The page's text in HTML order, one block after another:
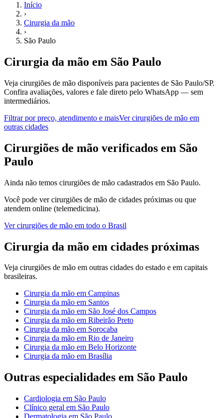
Início
›
Cirurgia da mão
›
São Paulo
Cirurgia da mão em São Paulo
Veja cirurgiões de mão disponíveis para pacientes de São Paulo/SP.
Confira avaliações, valores e fale direto pelo WhatsApp — sem
intermediários.
Filtrar por preço, atendimento e maisVercirurgiões de mão em
outras cidades
Cirurgiões de mão verificados em São
Paulo
Ainda não temos cirurgiões de mão cadastrados em São Paulo.
Você pode vercirurgiões de mão de cidades próximas ou que
atendem online (telemedicina).
Vercirurgiões de mão em todo o Brasil
Cirurgia da mão em cidades próximas
Veja cirurgiões de mão em outras cidades do estado e em capitais
brasileiras.
Cirurgia da mão em Campinas
Cirurgia da mão em Santos
Cirurgia da mão em São José dos Campos
Cirurgia da mão em Ribeirão Preto
Cirurgia da mão em Sorocaba
Cirurgia da mão em Rio de Janeiro
Cirurgia da mão em Belo Horizonte
Cirurgia da mão em Brasília
Outras especialidades em São Paulo
Cardiologia em São Paulo
Clínico geral em São Paulo